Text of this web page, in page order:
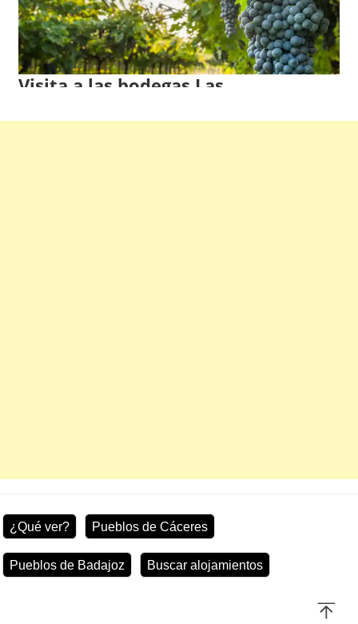
¿Qué ver? Pueblos de Cáceres
Pueblos de Badajoz Buscar alojamientos